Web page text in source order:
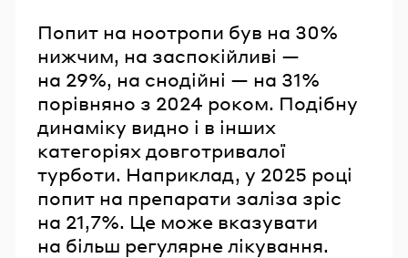
Попит на ноотропи був на 30%
нижчим, на заспокійливі —
на 29%, на снодійні — на 31%
порівняно з 2024 роком. Подібну
динаміку видно і в інших
категоріях довготривалої
турботи. Наприклад, у 2025 році
попит на препарати заліза зріс
на 21,7%. Це може вказувати
на більш регулярне лікування.